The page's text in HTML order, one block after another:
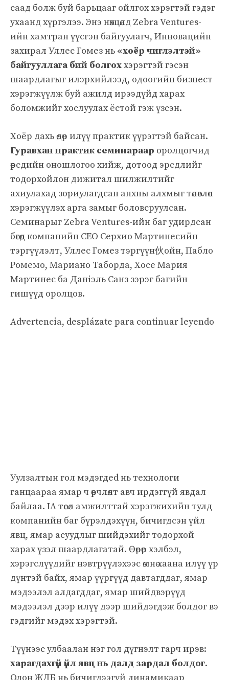
саад болж буй барьцааг ойлгох хэрэгтэй гэдэг
ухаанд хүргэлээ. Энэ нөхцөлд Zebra Ventures-
ийн хамтран үүсгэн байгуулагч, Инновацийн
захирал Уллес Гомез нь «хоёр чиглэлтэй»
байгууллага бий болгоххэрэгтэй гэсэн
шаардлагыг илэрхийлээд, одоогийн бизнест
хэрэгжүүлж буй ажилд ирээдүйд харах
боломжийг хослуулах ёстой гэж үзсэн.
Хоёр дахь өдөр илүү практик үүрэгтэй байсан.
Гуравхан практик семинараар оролцогчид
өөрсдийн оношлогоо хийж, дотоод эрсдлийг
тодорхойлон дижитал шилжилтийг
ахиулахад зориулагдсан анхны алхмыг төлөвлөн
хэрэгжүүлэх арга замыг боловсруулсан.
Семинарыг Zebra Ventures-ийн баг удирдсан
бөгөөд компанийн CEO Серхио Мартинесийн
тэргүүлэлт, Уллес Гомез тэргүүн伙ойн, Пабло
Ромемо, Мариано Таборда, Хосе Мария
Мартинес ба Даніэль Санз зэрэг багийн
гишүүд оролцов.
Advertencia, desplázate para continuar leyendo
Уулзалтын гол мэдэгдed нь технологи
ганцаараа ямар ч өөрчлөлт авч ирдэггүй явдал
байлаа. IA төсөл амжилттай хэрэгжихийн тулд
компанийн баг бүрэлдэхүүн, бичигдсэн үйл
явц, ямар асуудлыг шийдэхийг тодорхой
харах үзэл шаардлагатай. Өөрөөр хэлбэл,
хэрэгслүүдийг нэвтрүүлэхээс өмнө хаана илүү үр
дүнтэй байх, ямар үүргүүд давтагддаг, ямар
мэдээлэл алдагддаг, ямар шийдвэрүүд
мэдээлэл дээр илүү дээр шийдэгдэж болдог вэ
гэдгийг мэдэх хэрэгтэй.
Түүнээс улбаалан нэг гол дүгнэлт гарч ирэв:
харагдахгүй үйл явц нь далд зардал болдог.
Олон ЖДБ нь бичигдээгүй динамикаар